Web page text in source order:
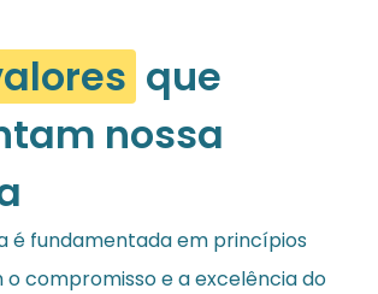
que
nossa
é fundamentada em princípios
compromisso e a excelência do